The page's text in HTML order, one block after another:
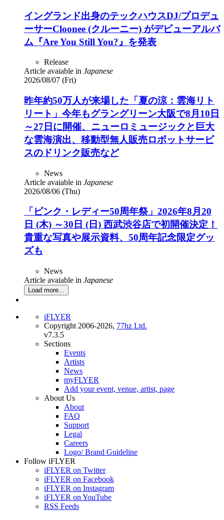
イングランド出身のテックハウスDJ/プロデュ
ーサーCloonee (クルーニー) がデビューアルバ
ム『Are You Still You?』を発表
Release
Article avaiable in Japanese
2026/08/07 (Fri)
昨年約50万人が来場した「夏の涼：雲海リト
リート」今年もグラングリーン大阪で8月10日
～27日に開催、ニューロミュージックと巨大
な雲海演出、移動型無人販売ロボットサービ
スのドリンク販売など
News
Article avaiable in Japanese
2026/08/06 (Thu)
「ピンク・レディー50周年祭」2026年8月20
日 (木) ～30日 (日) 西武渋谷店で初開催決定！
貴重な写真や展示資料、50周年記念限定グッ
ズも
News
Article avaiable in Japanese
Load more...
iFLYER
Copyright 2006-2026, 77hz Ltd.
v7.3.5
Sections
Events
Artists
News
myFLYER
Add your event, venue, artist, page
About Us
About
FAQ
Support
Legal
Careers
Logo/ Brand Guideline
Follow iFLYER
iFLYER on Twitter
iFLYER on Facebook
iFLYER on Instagram
iFLYER on YouTube
RSS Feeds